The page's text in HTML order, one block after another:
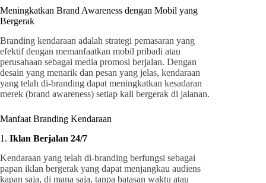
Meningkatkan Brand Awareness dengan Mobil yang
Bergerak
Branding kendaraan adalah strategi pemasaran yang
efektif dengan memanfaatkan mobil pribadi atau
perusahaan sebagai media promosi berjalan. Dengan
desain yang menarik dan pesan yang jelas, kendaraan
yang telah di-branding dapat meningkatkan kesadaran
merek (brand awareness) setiap kali bergerak di jalanan.
Manfaat Branding Kendaraan
1. Iklan Berjalan 24/7
Kendaraan yang telah di-branding berfungsi sebagai
papan iklan bergerak yang dapat menjangkau audiens
kapan saja, di mana saja, tanpa batasan waktu atau